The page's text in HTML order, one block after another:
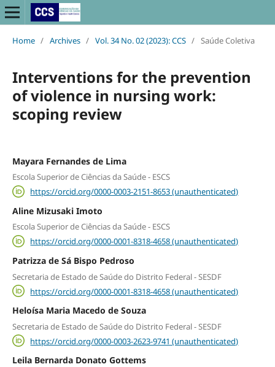
Home / Archives / Vol. 34 No. 02 (2023): CCS / Saúde Coletiva
Interventions for the prevention
of violence in nursing work:
scoping review
Mayara Fernandes de Lima
Escola Superior de Ciências da Saúde - ESCS
https://orcid.org/0000-0003-2151-8653 (unauthenticated)
Aline Mizusaki Imoto
Escola Superior de Ciências da Saúde - ESCS
https://orcid.org/0000-0001-8318-4658 (unauthenticated)
Patrizza de Sá Bispo Pedroso
Secretaria de Estado de Saúde do Distrito Federal - SESDF
https://orcid.org/0000-0001-8318-4658 (unauthenticated)
Heloísa Maria Macedo de Souza
Secretaria de Estado de Saúde do Distrito Federal - SESDF
https://orcid.org/0000-0003-2623-9741 (unauthenticated)
Leila Bernarda Donato Gottems